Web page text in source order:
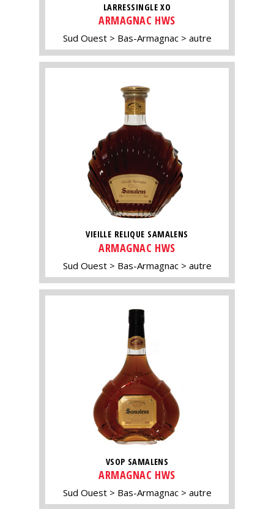
LARRESSINGLE XO
ARMAGNAC HWS
Sud Ouest Bas-Armagnac autre
VIEILLE RELIQUE SAMALENS
ARMAGNAC HWS
Sud Ouest Bas-Armagnac autre
VSOP SAMALENS
ARMAGNAC HWS
Sud Ouest Bas-Armagnac autre